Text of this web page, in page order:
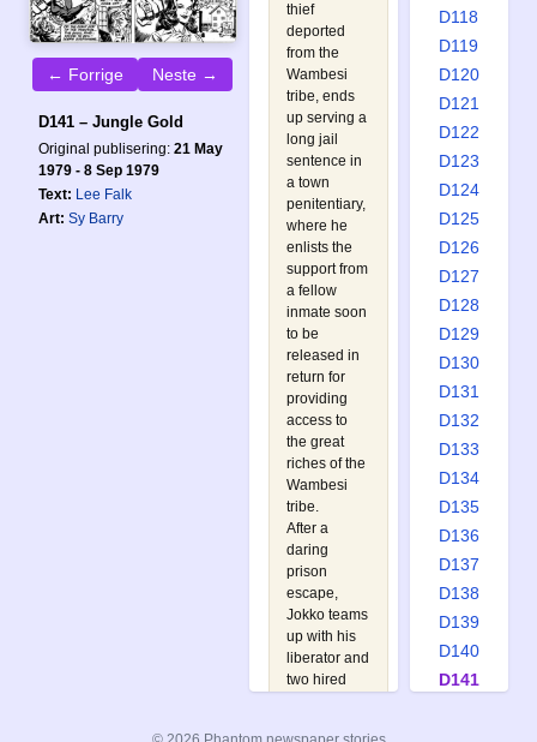
← Forrige Neste →
D141 – Jungle Gold
Original publisering: 21 May
1979 - 8 Sep 1979
Text: Lee Falk
Art: Sy Barry
thief
deported
from the
Wambesi
tribe, ends
up serving a
long jail
sentence in
a town
penitentiary,
where he
enlists the
support from
a fellow
inmate soon
to be
released in
return for
providing
access to
the great
riches of the
Wambesi
tribe.
After a
daring
prison
escape,
Jokko teams
up with his
liberator and
two hired
D118
D119
D120
D121
D122
D123
D124
D125
D126
D127
D128
D129
D130
D131
D132
D133
D134
D135
D136
D137
D138
D139
D140
D141